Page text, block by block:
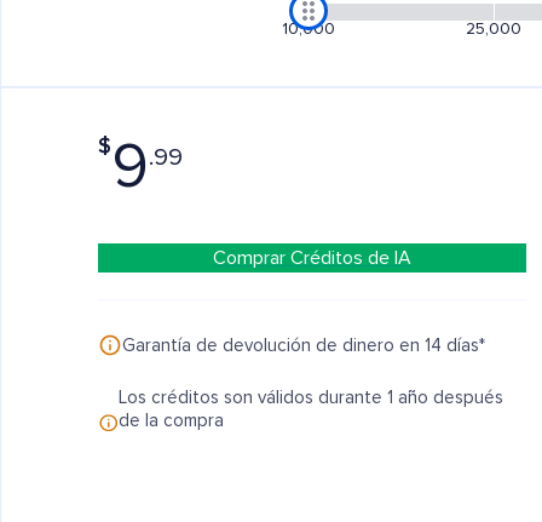
10,000 25,000
$ 9 .99
Comprar Créditos de IA
Garantía de devolución de dinero en 14 días*
Los créditos son válidos durante 1 año después
de la compra